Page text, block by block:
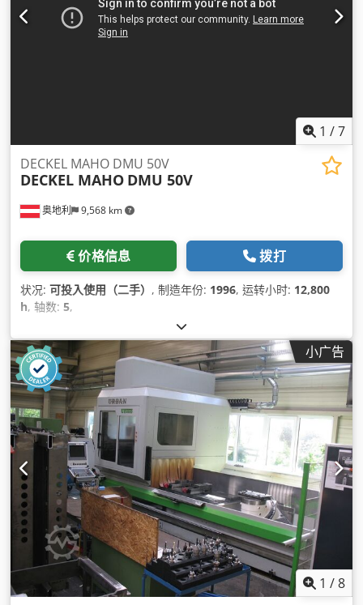
1 /7
奥地利 9,568 km
DECKEL MAHO DMU 50V
DECKEL MAHO DMU 50V
价格信息 拨打
状况: 可投入使用（二手） , 制造年份: 1996, 运转小时: 12,800
h, 轴数: 5,
小广告
1 /8